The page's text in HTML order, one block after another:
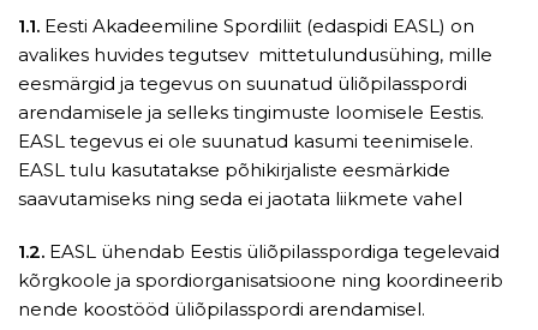
1.1. Eesti Akadeemiline Spordiliit (edaspidi EASL) on
avalikes huvides tegutsev mittetulundusühing, mille
eesmärgid ja tegevus on suunatud üliõpilasspordi
arendamisele ja selleks tingimuste loomisele Eestis.
EASL tegevus ei ole suunatud kasumi teenimisele.
EASL tulu kasutatakse põhikirjaliste eesmärkide
saavutamiseks ning seda ei jaotata liikmete vahel
1.2. EASL ühendab Eestis üliõpilasspordiga tegelevaid
kõrgkoole ja spordiorganisatsioone ning koordineerib
nende koostööd üliõpilasspordi arendamisel.